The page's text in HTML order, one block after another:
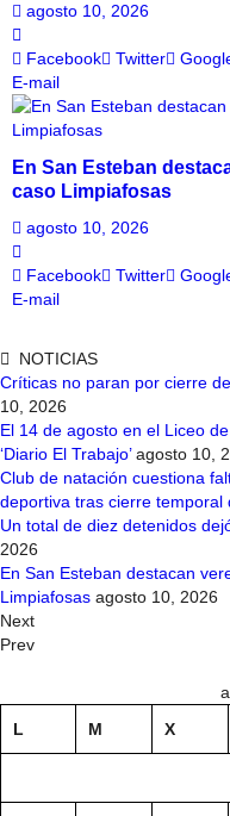
agosto 10, 2026
Facebook Twitter
E-mail
En San Esteban
caso Limpiafosas
agosto 10, 2026
Facebook Twitter
E-mail
NOTICIAS
Críticas no paran por cierre
10, 2026
El 14 de agosto en el Liceo
‘Diario El Trabajo’ agosto 10,
Club de natación cuestiona
deportiva tras cierre temporal
Un total de diez detenidos
2026
En San Esteban destacan
Limpiafosas agosto 10, 2026
Next
Prev
L
M X